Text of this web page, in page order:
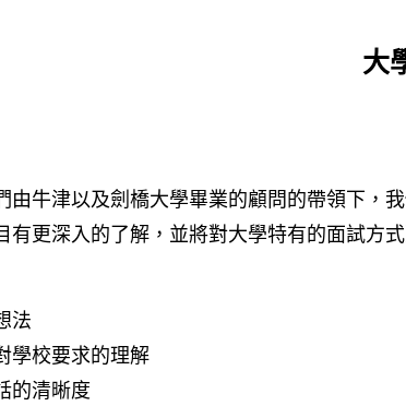
大
由牛津以及劍橋大學畢業的顧問的帶領下，
有更深入的了解，並將對大學特有的面試方
法
學校要求的理解
的清晰度